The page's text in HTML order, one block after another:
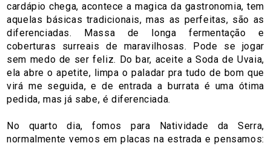
cardápio chega, acontece a magica da gastronomia, tem
aquelas básicas tradicionais, mas as perfeitas, são as
diferenciadas. Massa de longa fermentação e
coberturas surreais de maravilhosas. Pode se jogar
sem medo de ser feliz. Do bar, aceite a Soda de Uvaia,
ela abre o apetite, limpa o paladar pra tudo de bom que
virá me seguida, e de entrada a burrata é uma ótima
pedida, mas já sabe, é diferenciada.
No quarto dia, fomos para Natividade da Serra,
normalmente vemos em placas na estrada e pensamos: